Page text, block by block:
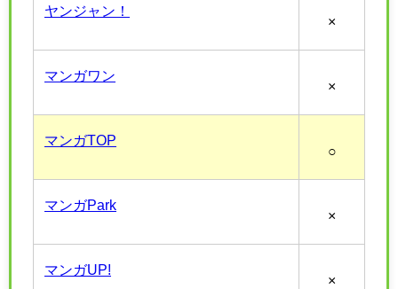
ヤンジャン！
×
マンガワン
×
マンガTOP
○
マンガPark
×
マンガUP!
×